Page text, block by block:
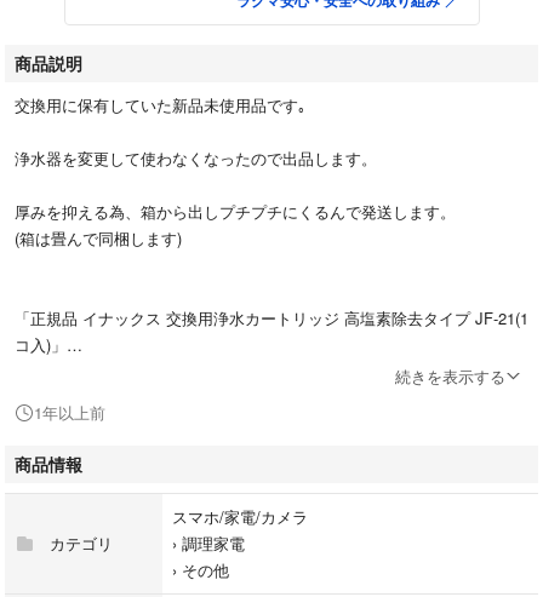
商品説明
交換用に保有していた新品未使用品です｡
浄水器を変更して使わなくなったので出品します。
厚みを抑える為、箱から出しプチプチにくるんで発送します。
(箱は畳んで同梱します)
「正規品 イナックス 交換用浄水カートリッジ 高塩素除去タイプ JF-21(1
コ入)」
型番：JF-21
水道水に含まれる「残留塩素」の除去率を向上させた「高塩素除去カート
リッジ」です。カートリッジの素材は、INAX独自のセラミックフィルタ
ーで、97％天然素材を使用しており、また雑菌の繁殖しにくい抗菌仕様で
す。
続きを表示する
1年以上前
商品情報
カテゴリ
スマホ/家電/カメラ
› 調理家電
› その他